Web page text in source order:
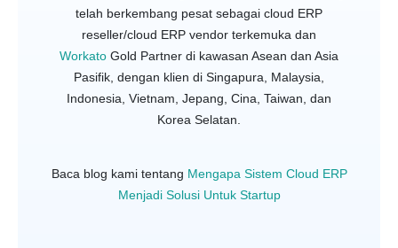
telah berkembang pesat sebagai cloud ERP
reseller/cloud ERP vendor terkemuka dan
Workato Gold Partner di kawasan Asean dan Asia
Pasifik, dengan klien di Singapura, Malaysia,
Indonesia, Vietnam, Jepang, Cina, Taiwan, dan
Korea Selatan.
Baca blog kami tentang Mengapa Sistem Cloud ERP
Menjadi Solusi Untuk Startup